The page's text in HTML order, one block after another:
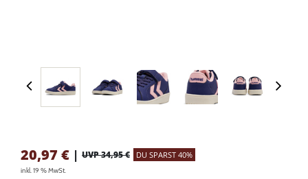
20,97 € | UVP 34,95 € DU SPARST 40%
inkl. 19 % MwSt.